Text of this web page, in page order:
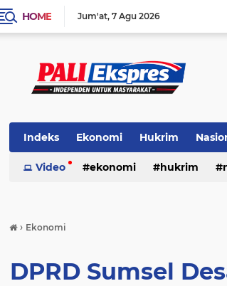
HOME Jum'at 7 Agu 2026
Indeks Ekonomi Hukrim
Video ekonomi hukrim
› Ekonomi
DPRD Sumsel